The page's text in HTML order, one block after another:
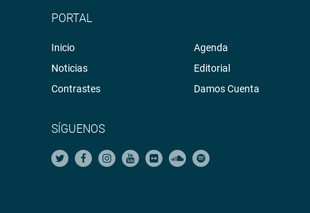
PORTAL
Inicio
Noticias
Contrastes
Agenda
Editorial
Damos Cuenta
SÍGUENOS